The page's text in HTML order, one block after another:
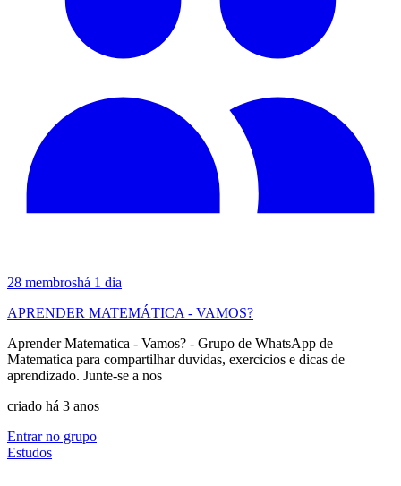
28 membroshá 1 dia
APRENDER MATEMÁTICA - VAMOS?
Aprender Matematica - Vamos? - Grupo de WhatsApp de
Matematica para compartilhar duvidas, exercicios e dicas de
aprendizado. Junte-se a nos
criado há 3 anos
Entrar no grupo
Estudos